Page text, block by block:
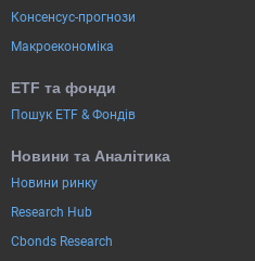
Консенсус-прогнози
Макроекономіка
ETF та фонди
Пошук ETF & Фондів
Новини та Аналітика
Новини ринку
Research Hub
Cbonds Research